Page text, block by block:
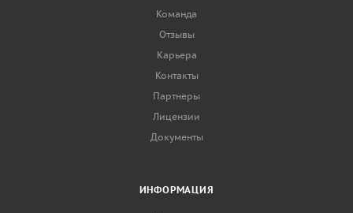
Команда
Отзывы
Карьера
Контакты
Партнеры
Лицензии
Документы
ИНФОРМАЦИЯ